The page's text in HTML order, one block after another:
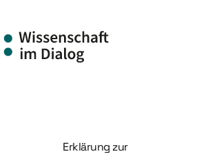
Information und Service
Erklärung zur